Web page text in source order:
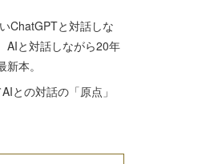
ChatGPTと対話しな
AIと対話しながら20年
本。
との対話の「原点」